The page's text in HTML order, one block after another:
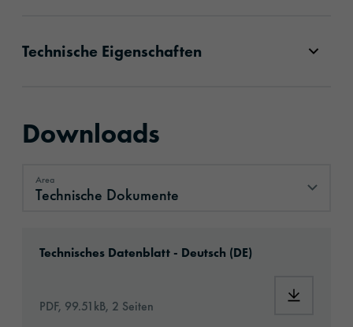
Technische Eigenschaften
Downloads
Area
Technische Dokumente
Technisches Datenblatt - Deutsch (DE)
PDF, 99.51kB, 2 Seiten